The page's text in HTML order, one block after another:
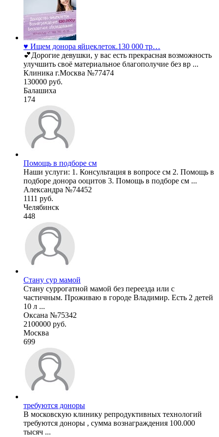
♥️ Ищем донора яйцеклеток.130 000 тр…
💕Дорогие девушки, у вас есть прекрасная возможность
улучшить своё материальное благополучие без вр ...
Клиника г.Москва №77474
130000 руб.
Балашиха
174
Помощь в подборе см
Наши услуги: 1. Консультация в вопросе см 2. Помощь в
подборе донора ооцитов 3. Помощь в подборе см ...
Александра №74452
1111 руб.
Челябинск
448
Стану сур мамой
Стану суррогатной мамой без переезда или с
частичным. Проживаю в городе Владимир. Есть 2 детей
10 л ...
Оксана №75342
2100000 руб.
Москва
699
требуются доноры
В московскую клинику репродуктивных технологий
требуются доноры , сумма вознаграждения 100.000
тысяч ...